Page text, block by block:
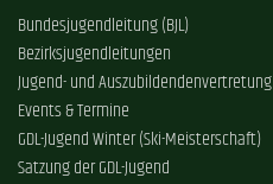
Bundesjugendleitung (BJL)
Bezirksjugendleitungen
Jugend- und Auszubildendenvertretung
Events & Termine
GDL-Jugend Winter (Ski-Meisterschaft)
Satzung der GDL-Jugend